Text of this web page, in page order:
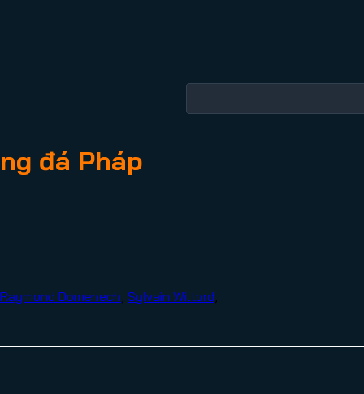
đá Pháp
Raymond Domenech Sylvain Wiltord